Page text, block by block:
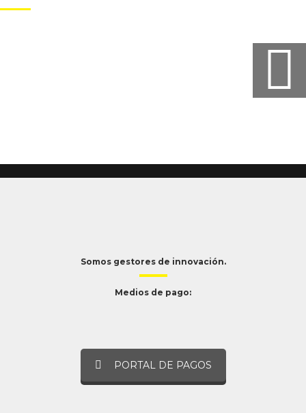
Somos gestores de innovación.
Medios de pago:
PORTAL DE PAGOS